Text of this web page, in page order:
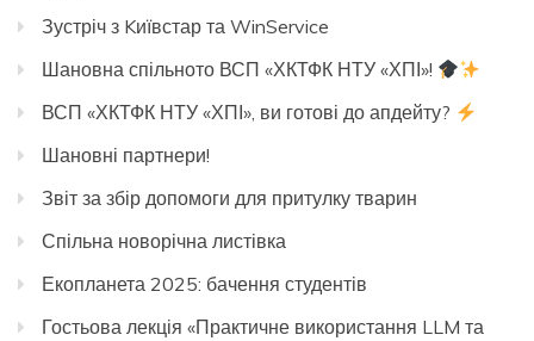
Зустріч з Kиївстар та WinService
Шановна спільното ВСП «ХКТФК НТУ «ХПІ»!
ВСП «ХКТФК НТУ «ХПІ», ви готові до апдейту?
Шановні партнери!
Звіт за збір допомоги для притулку тварин
Спільна новорічна листівка
Екопланета 2025: бачення студентів
Гостьова лекція «Практичне використання LLM та